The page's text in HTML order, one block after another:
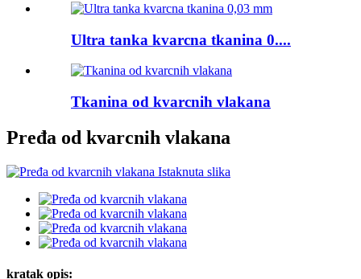
Ultra tanka kvarcna tkanina 0....
Tkanina od kvarcnih vlakana
Pređa od kvarcnih vlakana
kratak opis: